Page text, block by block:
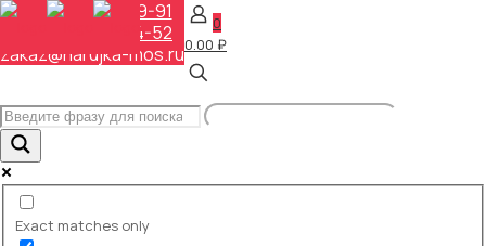
+7 (495) 648-69-91
+7 (495) 268-04-52
zakaz@narujka-mos.ru
0
0.00 ₽
Exact matches only
Перекидные системы